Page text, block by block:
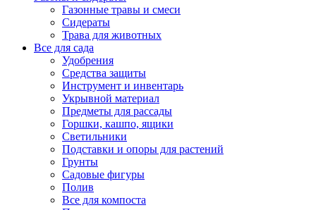
Газонные травы и смеси
Сидераты
Трава для животных
Все для сада
Удобрения
Средства защиты
Инструмент и инвентарь
Укрывной материал
Предметы для рассады
Горшки, кашпо, ящики
Светильники
Подставки и опоры для растений
Грунты
Садовые фигуры
Полив
Все для компоста